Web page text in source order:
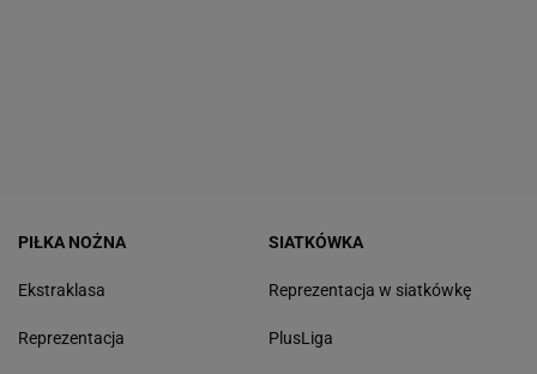
PIŁKA NOŻNA
Ekstraklasa
Reprezentacja
SIATKÓWKA
Reprezentacja w siatkówkę
PlusLiga